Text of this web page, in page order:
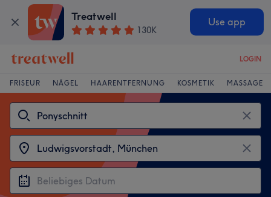
Treatwell
130K
Use app
LOGIN
FRISEUR NÄGEL HAARENTFERNUNG KOSMETIK MASSAGE